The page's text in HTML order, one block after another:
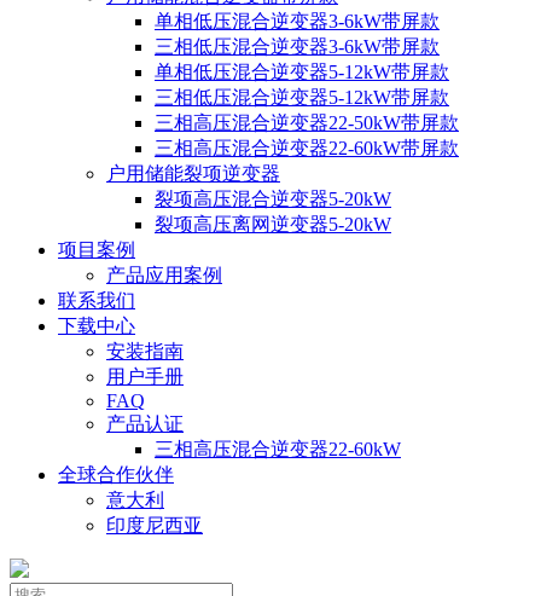
单相低压混合逆变器3-6kW带屏款
三相低压混合逆变器3-6kW带屏款
单相低压混合逆变器5-12kW带屏款
三相低压混合逆变器5-12kW带屏款
三相高压混合逆变器22-50kW带屏款
三相高压混合逆变器22-60kW带屏款
户用储能裂项逆变器
裂项高压混合逆变器5-20kW
裂项高压离网逆变器5-20kW
项目案例
产品应用案例
联系我们
下载中心
安装指南
用户手册
FAQ
产品认证
三相高压混合逆变器22-60kW
全球合作伙伴
意大利
印度尼西亚